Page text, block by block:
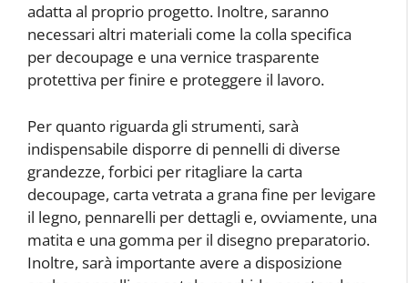
adatta al proprio progetto. Inoltre, saranno
necessari altri materiali come la colla specifica
per decoupage e una vernice trasparente
protettiva per finire e proteggere il lavoro.
Per quanto riguarda gli strumenti, sarà
indispensabile disporre di pennelli di diverse
grandezze, forbici per ritagliare la carta
decoupage, carta vetrata a grana fine per levigare
il legno, pennarelli per dettagli e, ovviamente, una
matita e una gomma per il disegno preparatorio.
Inoltre, sarà importante avere a disposizione